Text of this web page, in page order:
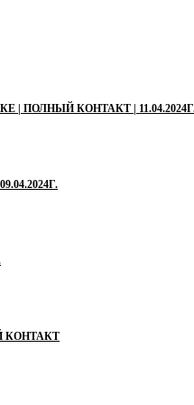
ПОЛНЫЙ КОНТАКТ |
КОНТАКТ